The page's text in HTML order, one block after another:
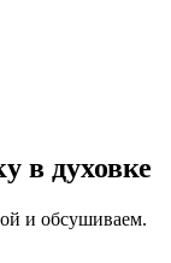
в духовке
и обсушиваем.